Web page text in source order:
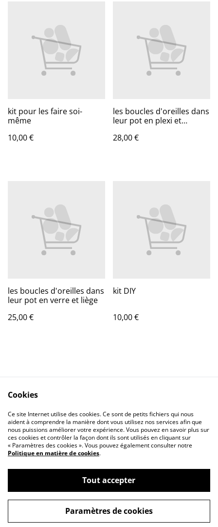
kit pour les faire soi-
même
10,00 €
les boucles d'oreilles dans
leur pot en plexi et
28,00 €
les boucles d'oreilles dans
leur pot en verre et liège
25,00 €
kit DIY
10,00 €
Politique de
confidentialité
Politique de cookies
©2026Apollline
powered by
Cookies
Ce site Internet utilise des cookies. Ce sont de petits fichiers qui nous
aident à comprendre la manière dont vous utilisez nos services afin que
nous puissions améliorer votre expérience. Vous pouvez en savoir plus sur
ces cookies et contrôler la façon dont ils sont utilisés en cliquant sur
« Paramètres des cookies ». Vous pouvez également consulter notre
Politique en matière de cookies.
Tout accepter
Paramètres de cookies